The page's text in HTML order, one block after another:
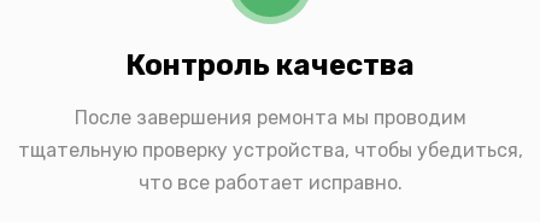
Контроль качества
После завершения ремонта мы проводим
тщательную проверку устройства, чтобы убедиться,
что все работает исправно.